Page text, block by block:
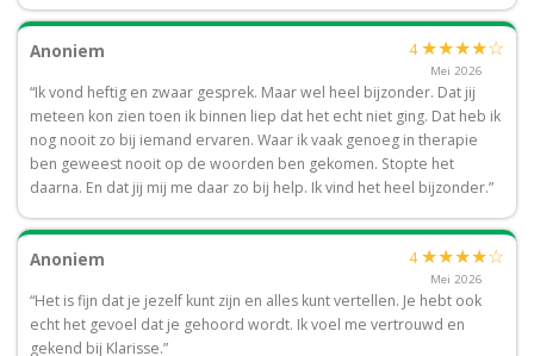
Anoniem 4 ★★★★☆
Mei 2026
“Ik vond heftig en zwaar gesprek. Maar wel heel bijzonder. Dat jij
meteen kon zien toen ik binnen liep dat het echt niet ging. Dat heb ik
nog nooit zo bij iemand ervaren. Waar ik vaak genoeg in therapie
ben geweest nooit op de woorden ben gekomen. Stopte het
daarna. En dat jij mij me daar zo bij help. Ik vind het heel bijzonder.”
Anoniem 4 ★★★★☆
Mei 2026
“Het is fijn dat je jezelf kunt zijn en alles kunt vertellen. Je hebt ook
echt het gevoel dat je gehoord wordt. Ik voel me vertrouwd en
gekend bij Klarisse.”